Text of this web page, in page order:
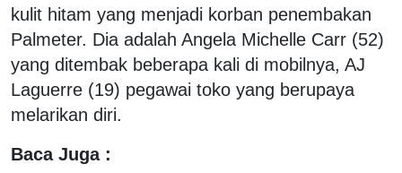
kulit hitam yang menjadi korban penembakan
Palmeter. Dia adalah Angela Michelle Carr (52)
yang ditembak beberapa kali di mobilnya, AJ
Laguerre (19) pegawai toko yang berupaya
melarikan diri.
Baca Juga :